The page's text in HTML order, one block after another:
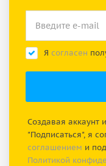
Я согласен
Создавая аккаунт
"Подписаться", я
соглашением и
Политикой